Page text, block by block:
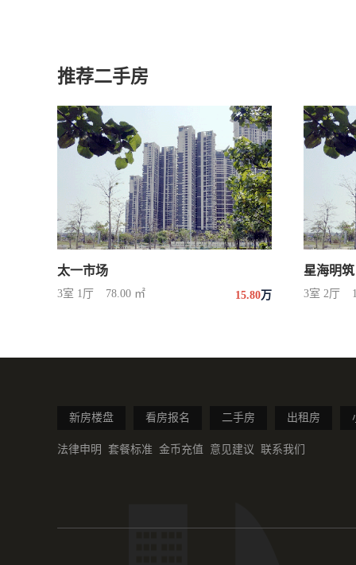
推荐二手房
太一市场
3室 1厅 78.00 ㎡ 15.80万
星海明筑
3室 2厅
新房楼盘 看房报名 二手房 出租房
法律申明 套餐标准 金币充值 意见建议 联系我们